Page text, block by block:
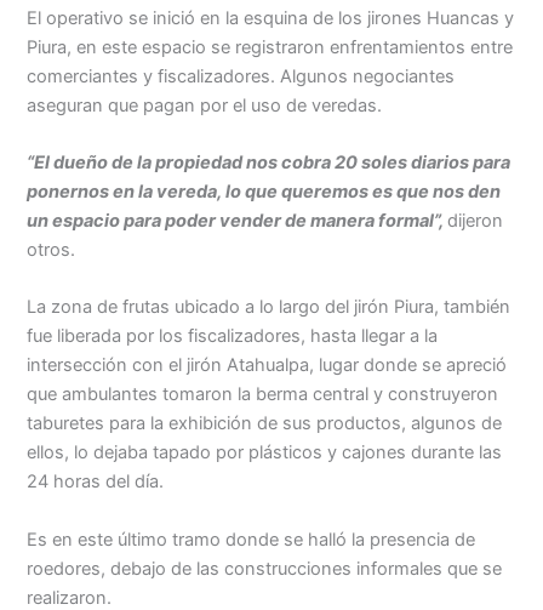
El operativo se inició en la esquina de los jirones Huancas y
Piura, en este espacio se registraron enfrentamientos entre
comerciantes y fiscalizadores. Algunos negociantes
aseguran que pagan por el uso de veredas.
“El dueño de la propiedad nos cobra 20 soles diarios para
ponernos en la vereda, lo que queremos es que nos den
un espacio para poder vender de manera formal”,dijeron
otros.
La zona de frutas ubicado a lo largo del jirón Piura, también
fue liberada por los fiscalizadores, hasta llegar a la
intersección con el jirón Atahualpa, lugar donde se apreció
que ambulantes tomaron la berma central y construyeron
taburetes para la exhibición de sus productos, algunos de
ellos, lo dejaba tapado por plásticos y cajones durante las
24 horas del día.
Es en este último tramo donde se halló la presencia de
roedores, debajo de las construcciones informales que se
realizaron.